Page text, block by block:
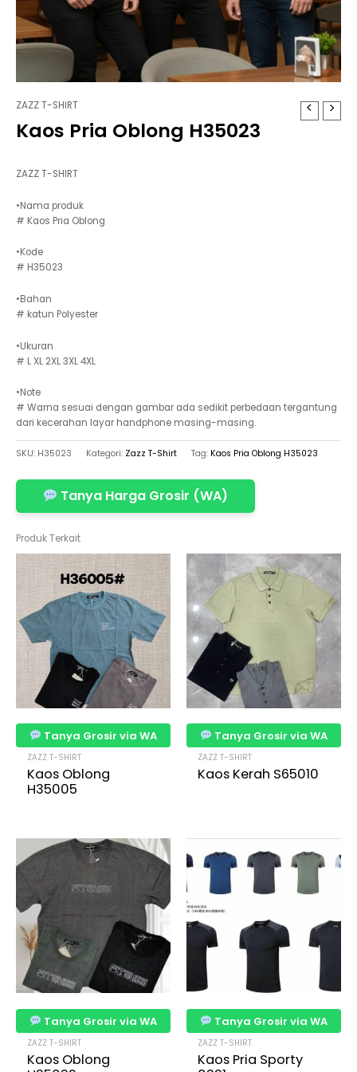
ZAZZ T-SHIRT
Kaos Pria Oblong H35023
ZAZZ T-SHIRT
•Nama produk
# Kaos Pria Oblong
•Kode
# H35023
•Bahan
# katun Polyester
•Ukuran
# L XL 2XL 3XL 4XL
•Note
# Warna sesuai dengan gambar ada sedikit perbedaan tergantung
dari kecerahan layar handphone masing-masing.
SKU: H35023 Kategori: Zazz T-Shirt Tag: Kaos Pria Oblong H35023
Tanya Harga Grosir (WA)
Produk Terkait
Tanya Grosir via WA
ZAZZ T-SHIRT
Kaos Oblong
H35005
Tanya Grosir via WA
ZAZZ T-SHIRT
Kaos Kerah S65010
Tanya Grosir via WA
ZAZZ T-SHIRT
Kaos Oblong
Tanya Grosir via WA
ZAZZ T-SHIRT
Kaos Pria Sporty